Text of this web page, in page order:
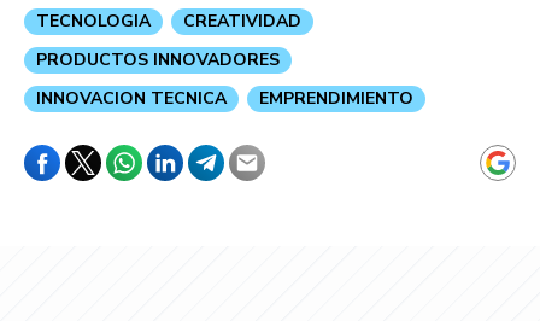
TECNOLOGIA
CREATIVIDAD
PRODUCTOS INNOVADORES
INNOVACION TECNICA
EMPRENDIMIENTO